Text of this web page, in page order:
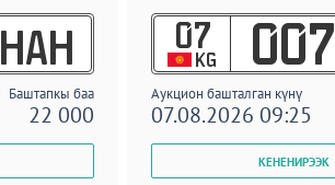
HAH
Баштапкы баа
22 000
07
KG 007
Аукцион башталган күнү
07.08.2026 09:25